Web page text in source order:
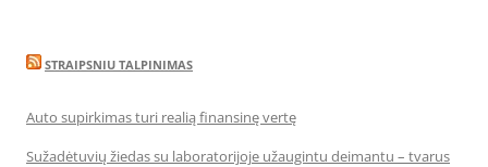
STRAIPSNIU TALPINIMAS
Auto supirkimas turi realią finansinę vertę
Sužadėtuvių žiedas su laboratorijoje užaugintu deimantu – tvarus